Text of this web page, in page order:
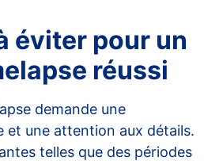
éviter pour un
réussi
demande une
et une attention aux détails.
telles que des périodes